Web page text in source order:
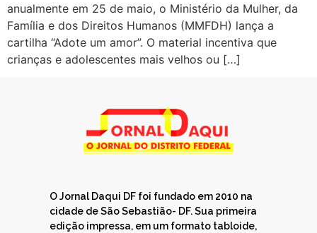
anualmente em 25 de maio, o Ministério da Mulher, da
Família e dos Direitos Humanos (MMFDH) lança a
cartilha “Adote um amor”. O material incentiva que
crianças e adolescentes mais velhos ou […]
O Jornal Daqui DF foi fundado em 2010 na
cidade de São Sebastião- DF. Sua primeira
edição impressa, em um formato tabloide,